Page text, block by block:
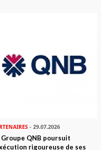
- 29.07.2026
Groupe QNB poursuit
rigoureuse de ses